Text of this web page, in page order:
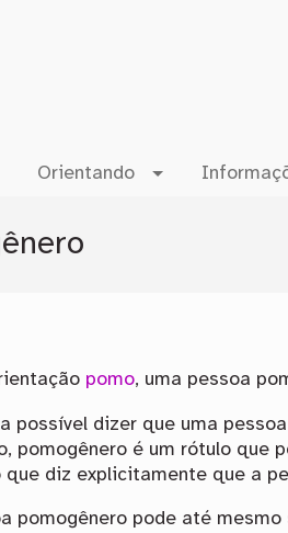
Orientando
pomo, uma pessoa
possível dizer que uma
pomogênero é um rótulo que
que diz explicitamente que a
pomogênero pode até